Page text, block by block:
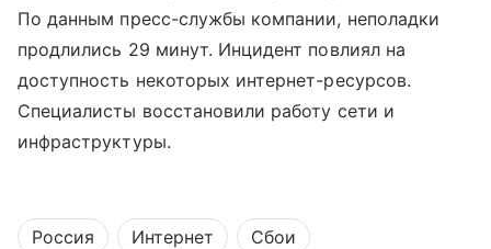
По данным пресс-службы компании, неполадки
продлились 29 минут. Инцидент повлиял на
доступность некоторых интернет-ресурсов.
Специалисты восстановили работу сети и
инфраструктуры.
Россия Интернет Сбои